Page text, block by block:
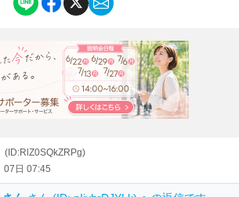
(ID:RlZ0SQkZRPg)
07日 07:45